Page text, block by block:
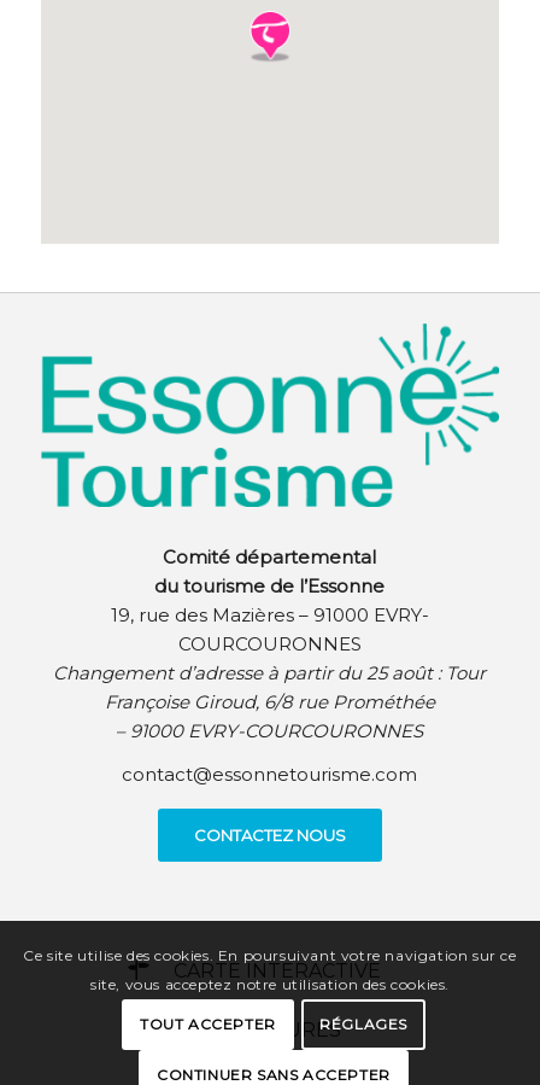
Comité départemental
du tourisme de l’Essonne
19, rue des Mazières – 91000 EVRY-
COURCOURONNES
Changement d’adresse à partir du 25 août : Tour
Françoise Giroud, 6/8 rue Prométhée
– 91000 EVRY-COURCOURONNES
contact@essonnetourisme.com
CONTACTEZ NOUS
CARTE INTERACTIVE
BROCHURES
Ce site utilise des cookies. En poursuivant votre navigation sur ce
site, vous acceptez notre utilisation des cookies.
TOUT ACCEPTER RÉGLAGES
CONTINUER SANS ACCEPTER